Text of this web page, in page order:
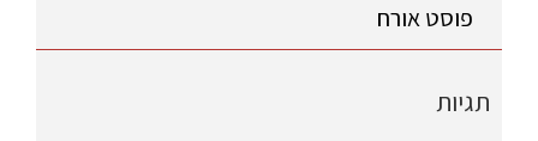
פוסט אורח
תגיות